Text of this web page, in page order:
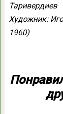
Таривердиев
Художник:
1960)